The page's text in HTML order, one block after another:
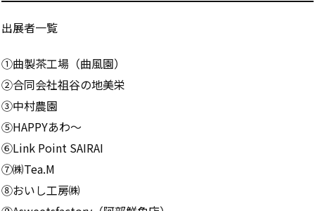
出展者一覧
①曲製茶工場（曲風園）
②合同会社祖谷の地美栄
③中村農園
⑤HAPPYあわ～
⑥Link Point SAIRAI
⑦㈱Tea.M
⑧おいし工房㈱